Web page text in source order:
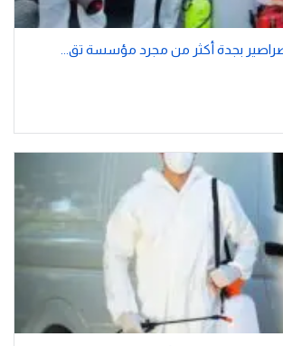
بجدة أكثر من مجرد مؤسسة تق...